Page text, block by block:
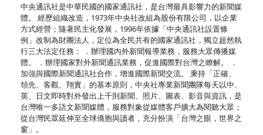
中央通訊社是中華民國的國家通訊社，是台灣最具影響力的新聞媒
體。 經歷組織改造，1973年中央社改組為股份有限公司，以企業
方式經營；隨著民主化發展，1996年依據「中央通訊社設置條
例」改制為財團法人，定位為全民共有的國家通訊社，獨立超然執
行三大法定任務： ．辦理國內外新聞報導業務，服務大眾傳播媒
體。 ．辦理國家對外新聞通訊業務，促進國際對台灣之瞭解。 ．
加強與國際新聞通訊社合作，增進國際新聞交流。 秉持「正確、
領先、客觀、翔實」的基本原則，中央社專業新聞團隊每天以中、
英、日文即時對外發出上千則新聞、照片、圖表、影音與資訊，是
台灣唯一多語文新聞媒體，服務對象從媒體客戶擴大為閱聽大眾；
從台灣民眾延伸至全球僑胞與讀者，充分扮演「台灣之眼，世界之
窗」。